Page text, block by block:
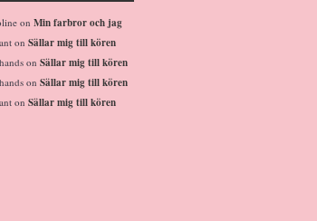
on Min farbror och jag
on Sällar mig till kören
on Sällar mig till kören
on Sällar mig till kören
on Sällar mig till kören